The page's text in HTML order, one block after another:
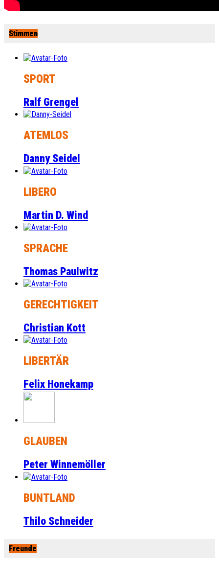
Stimmen
SPORT
Ralf Grengel
ATEMLOS
Danny Seidel
LIBERO
Martin D. Wind
SPRACHE
Thomas Paulwitz
GERECHTIGKEIT
Christian Kott
LIBERTÄR
Felix Honekamp
GLAUBEN
Peter Winnemöller
BUNTLAND
Thilo Schneider
Freunde